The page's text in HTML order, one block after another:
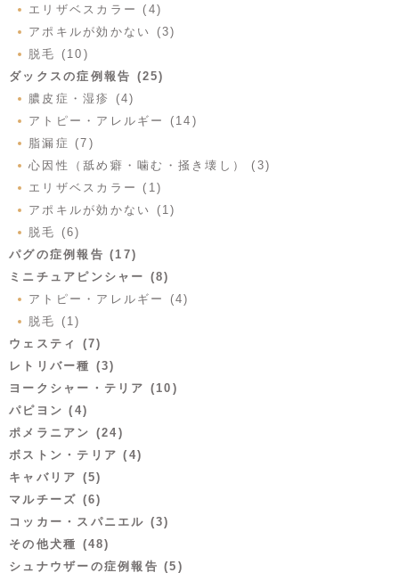
エリザベスカラー (4)
アポキルが効かない (3)
脱毛 (10)
ダックスの症例報告 (25)
膿皮症・湿疹 (4)
アトピー・アレルギー (14)
脂漏症 (7)
心因性（舐め癖・噛む・掻き壊し） (3)
エリザベスカラー (1)
アポキルが効かない (1)
脱毛 (6)
パグの症例報告 (17)
ミニチュアピンシャー (8)
アトピー・アレルギー (4)
脱毛 (1)
ウェスティ (7)
レトリバー種 (3)
ヨークシャー・テリア (10)
パピヨン (4)
ポメラニアン (24)
ボストン・テリア (4)
キャバリア (5)
マルチーズ (6)
コッカー・スパニエル (3)
その他犬種 (48)
シュナウザーの症例報告 (5)